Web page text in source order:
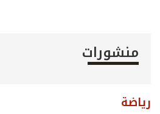
منشورات
رياضة